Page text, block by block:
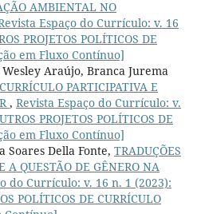
AMBIENTAL NO
Espaço do Currículo: v. 16
PROJETOS POLÍTICOS DE
em Fluxo Contínuo]
Araújo, Branca Jurema
PARTICIPATIVA E
, Revista Espaço do Currículo: v.
PROJETOS POLÍTICOS DE
em Fluxo Contínuo]
Soares Della Fonte, TRADUÇÕES
A QUESTÃO DE GÊNERO NA
do Currículo: v. 16 n. 1 (2023):
POLÍTICOS DE CURRÍCULO